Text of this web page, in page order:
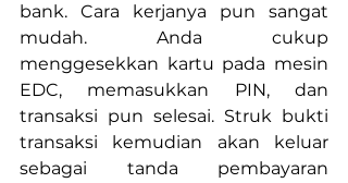
bank. Cara kerjanya pun sangat
mudah. Anda cukup
menggesekkan kartu pada mesin
EDC, memasukkan PIN, dan
transaksi pun selesai. Struk bukti
transaksi kemudian akan keluar
sebagai tanda pembayaran